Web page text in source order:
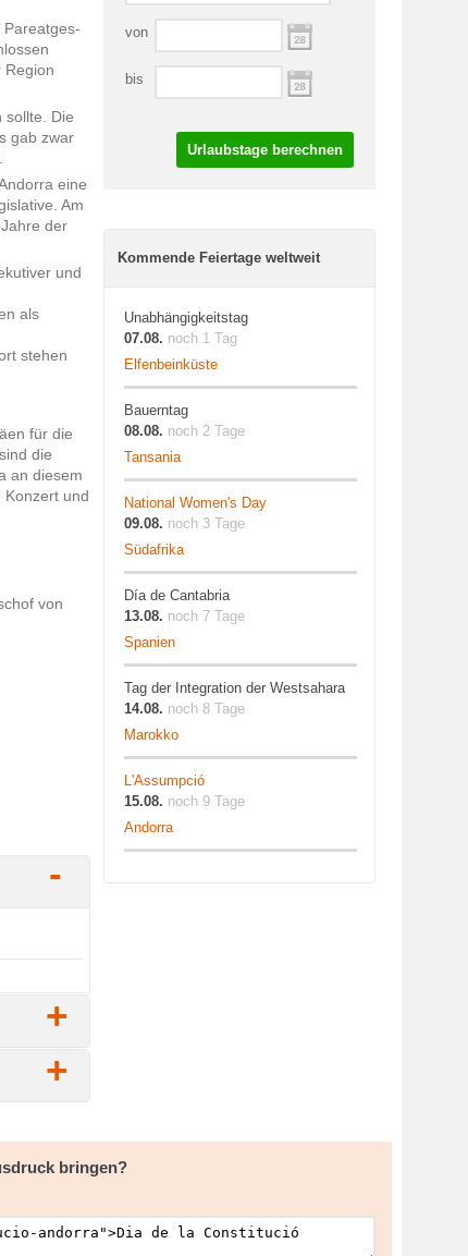
Region
sollte. Die
gab zwar
eine
Am
der
und
als
stehen
für die
die
an diesem
und
von
-
+
+
von
bis
Urlaubstage berechnen
Kommende Feiertage weltweit
Unabhängigkeitstag
07.08. noch 1 Tag
Elfenbeinküste
Bauerntag
08.08. noch 2 Tage
Tansania
National Women's Day
09.08. noch 3 Tage
Südafrika
Día de Cantabria
13.08. noch 7 Tage
Spanien
Tag der Integration der Westsahara
14.08. noch 8 Tage
Marokko
L'Assumpció
15.08. noch 9 Tage
Andorra
bringen?